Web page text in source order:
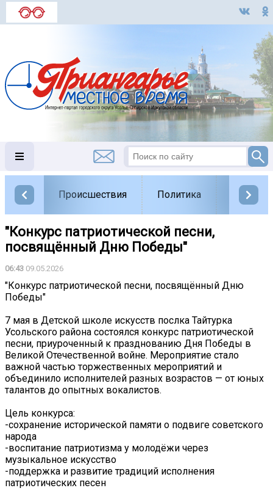
Происшествия Политика
"Конкурс патриотической песни,
посвящённый Дню Победы"
06:43 09.05.2026
"Конкурс патриотической песни, посвящённый Дню
Победы"
7 мая в Детской школе искусств послка Тайтурка
Усольского района состоялся конкурс патриотической
песни, приуроченный к празднованию Дня Победы в
Великой Отечественной войне. Мероприятие стало
важной частью торжественных мероприятий и
объединило исполнителей разных возрастов — от юных
талантов до опытных вокалистов.
Цель конкурса:
-сохранение исторической памяти о подвиге советского
народа
-воспитание патриотизма у молодёжи через
музыкальное искусство
-поддержка и развитие традиций исполнения
патриотических песен